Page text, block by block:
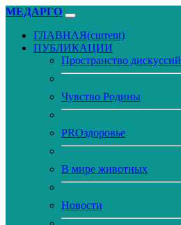
МЕДАРГО
ГЛАВНАЯ(current)
ПУБЛИКАЦИИ
Пространство дискуссий
Чувство Родины
PROздоровье
В мире животных
Новости